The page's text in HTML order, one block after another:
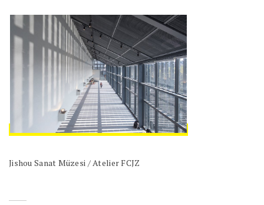
Jishou Sanat Müzesi / Atelier FCJZ